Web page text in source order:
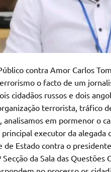
contra Amor Carlos
o facto de um
cidadãos russos e dois
terrorista, tráfico
analisamos em pormenor o
executor da
de Estado contra o
Secção da Sala das